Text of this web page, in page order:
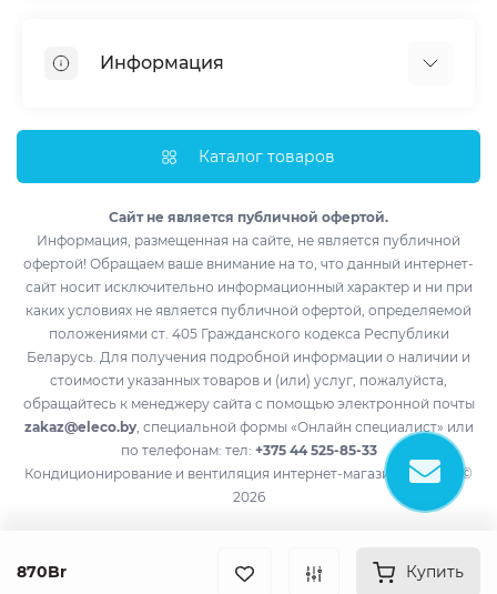
870Br Купить
Тепловые насосы
Полупромышленные кондиционеры
Обогреватели
Информация
Импортеры
Контакты
Возврат товара
Производители
Акции
Каталог товаров
Сайт не является публичной офертой.
Информация, размещенная на сайте, не является публичной
офертой! Обращаем ваше внимание на то, что данный интернет-
сайт носит исключительно информационный характер и ни при
каких условиях не является публичной офертой, определяемой
положениями ст. 405 Гражданского кодекса Республики
Беларусь. Для получения подробной информации о наличии и
стоимости указанных товаров и (или) услуг, пожалуйста,
обращайтесь к менеджеру сайта с помощью электронной почты
zakaz@eleco.by, специальной формы «Онлайн специалист» или
по телефонам: тел: +375 44 525-85-33
Кондиционирование и вентиляция интернет-магазин eleco.by ©
2026